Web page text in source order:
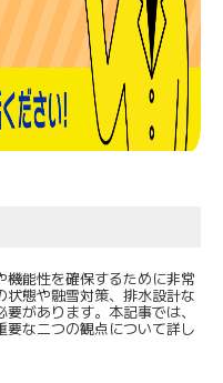
能性を確保するために非常
状態や融雪対策、排水設計な
があります。本記事では、
な二つの観点について詳し